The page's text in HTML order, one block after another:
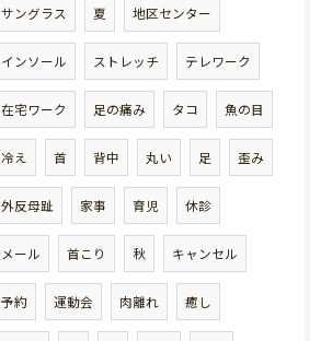
サングラス 夏 地区センター
インソール ストレッチ テレワーク
在宅ワーク 足の痛み タコ 魚の目
冷え 首 背中 丸い 足 歪み
外反母趾 家事 育児 休診
メール 首こり 秋 キャンセル
予約 運動会 肉離れ 癒し